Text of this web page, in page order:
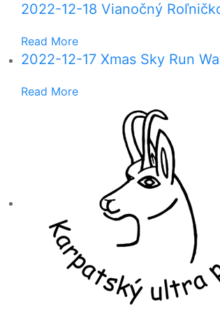
2022-12-18 Vianočný
Read More
2022-12-17 Xmas Sky Run
Read More